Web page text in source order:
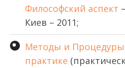
Философский аспект
Киев – 2011;
Методы и Процедуры
практике